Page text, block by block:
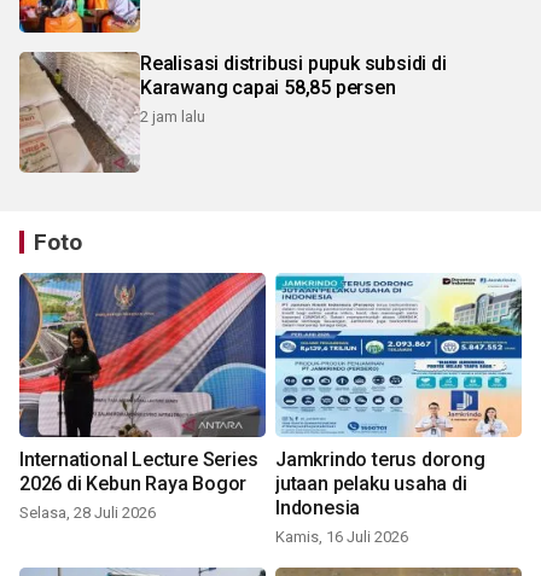
Realisasi distribusi pupuk subsidi di
Karawang capai 58,85 persen
2 jam lalu
Foto
International Lecture Series
2026 di Kebun Raya Bogor
Selasa, 28 Juli 2026
Jamkrindo terus dorong
jutaan pelaku usaha di
Indonesia
Kamis, 16 Juli 2026